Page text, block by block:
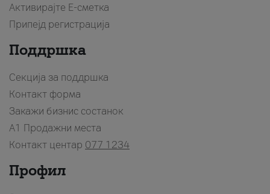
Активирајте Е-сметка
Припејд регистрација
Поддршка
Секција за поддршка
Контакт форма
Закажи бизнис состанок
A1 Продажни места
Контакт центар 077 1234
Профил